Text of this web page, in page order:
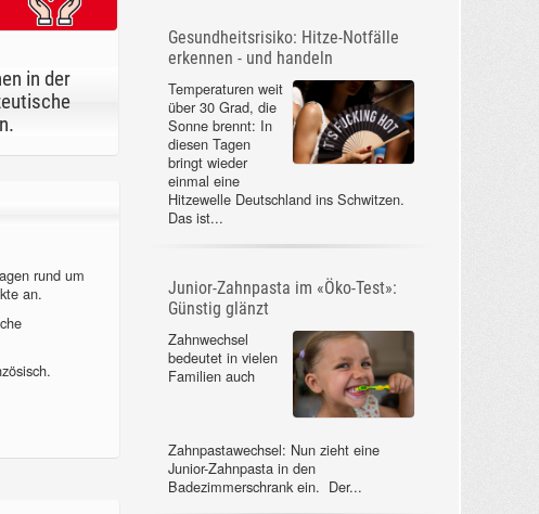
in der
rund um
an.
Gesundheitsrisiko: Hitze-Notfälle
erkennen - und handeln
Temperaturen weit
über 30 Grad, die
Sonne brennt: In
diesen Tagen
bringt wieder
einmal eine
Hitzewelle Deutschland ins Schwitzen.
Das ist...
Junior-Zahnpasta im «Öko-Test»:
Günstig glänzt
Zahnwechsel
bedeutet in vielen
Familien auch
Zahnpastawechsel: Nun zieht eine
Junior-Zahnpasta in den
Badezimmerschrank ein. Der...